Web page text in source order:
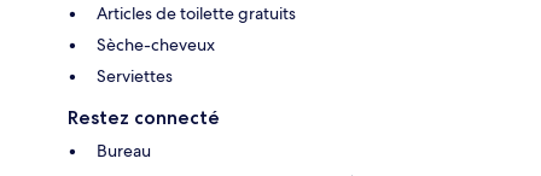
Articles de toilette gratuits
Sèche-cheveux
Serviettes
Restez connecté
Bureau